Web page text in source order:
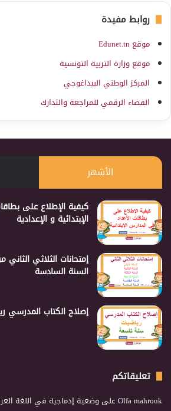
روابط مفيدة
موقع Edunet.tn
موقع وزارة التربية التونسية
المركز الوطني البيداغوجي
الفضاء الرقمي للمراجعة والتدارك
الأشهر
كيفية الإطلاع على
الإبتدائية و الإعدادية
إمتحانات الثلاثي
السنة السادسة
إصلاح الكتاب المدرسي
تعليقاتكم
Olfa mahroukعلى وضعية إدماجية في اللغة